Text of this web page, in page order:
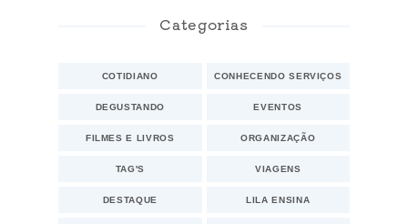
Categorias
COTIDIANO CONHECENDO SERVIÇOS
DEGUSTANDO EVENTOS
FILMES E LIVROS ORGANIZAÇÃO
TAG'S VIAGENS
DESTAQUE LILA ENSINA